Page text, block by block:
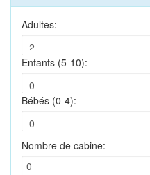
Adultes:
Enfants (5-10):
Bébés (0-4):
Nombre de cabine: